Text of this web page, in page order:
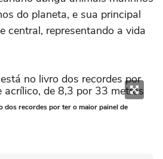
do planeta, e sua principal
central, representando a vida
dos recordes por ter o maior painel de